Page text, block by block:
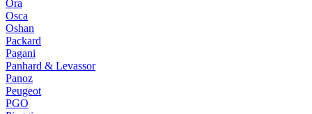
Ora
Osca
Oshan
Packard
Pagani
Panhard & Levassor
Panoz
Peugeot
PGO